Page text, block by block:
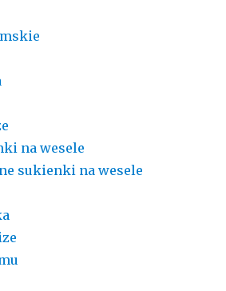
na wesele
sukienki na wesele